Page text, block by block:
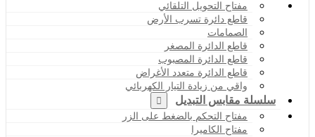
مفتاح التحويل التلقائي
قاطع دائرة تسرب الأرض
الصمامات
قاطع الدائرة المصغر
قاطع الدائرة المصبوب
قاطع الدائرة متعدد الأغراض
واقي من زيادة التيار الكهربائي
سلسلة مقابس التبديل
مفتاح التحكم بالضغط على الزر
مفتاح الكاميرا